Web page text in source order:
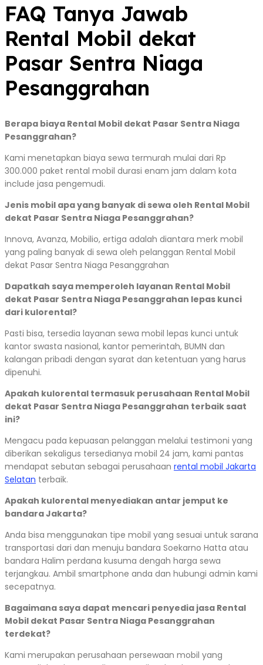
FAQ Tanya Jawab
Rental Mobil dekat
Pasar Sentra Niaga
Pesanggrahan
Berapa biaya Rental Mobil dekat Pasar Sentra Niaga
Pesanggrahan?
Kami menetapkan biaya sewa termurah mulai dari Rp
300.000 paket rental mobil durasi enam jam dalam kota
include jasa pengemudi.
Jenis mobil apa yang banyak di sewa oleh Rental Mobil
dekat Pasar Sentra Niaga Pesanggrahan?
Innova, Avanza, Mobilio, ertiga adalah diantara merk mobil
yang paling banyak di sewa oleh pelanggan Rental Mobil
dekat Pasar Sentra Niaga Pesanggrahan
Dapatkah saya memperoleh layanan Rental Mobil
dekat Pasar Sentra Niaga Pesanggrahan lepas kunci
dari kulorental?
Pasti bisa, tersedia layanan sewa mobil lepas kunci untuk
kantor swasta nasional, kantor pemerintah, BUMN dan
kalangan pribadi dengan syarat dan ketentuan yang harus
dipenuhi.
Apakah kulorental termasuk perusahaan Rental Mobil
dekat Pasar Sentra Niaga Pesanggrahan terbaik saat
ini?
Mengacu pada kepuasan pelanggan melalui testimoni yang
diberikan sekaligus tersedianya mobil 24 jam, kami pantas
mendapat sebutan sebagai perusahaan rental mobil Jakarta
Selatan terbaik.
Apakah kulorental menyediakan antar jemput ke
bandara Jakarta?
Anda bisa menggunakan tipe mobil yang sesuai untuk sarana
transportasi dari dan menuju bandara Soekarno Hatta atau
bandara Halim perdana kusuma dengah harga sewa
terjangkau. Ambil smartphone anda dan hubungi admin kami
secepatnya.
Bagaimana saya dapat mencari penyedia jasa Rental
Mobil dekat Pasar Sentra Niaga Pesanggrahan
terdekat?
Kami merupakan perusahaan persewaan mobil yang